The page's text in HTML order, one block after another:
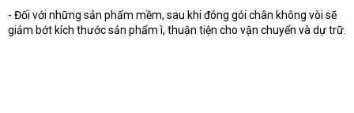
- Đối với những sản phẩm mềm, sau khi đóng gói chân không vòi sẽ
giảm bớt kích thước sản phẩm ì, thuận tiện cho vận chuyển và dự trữ.